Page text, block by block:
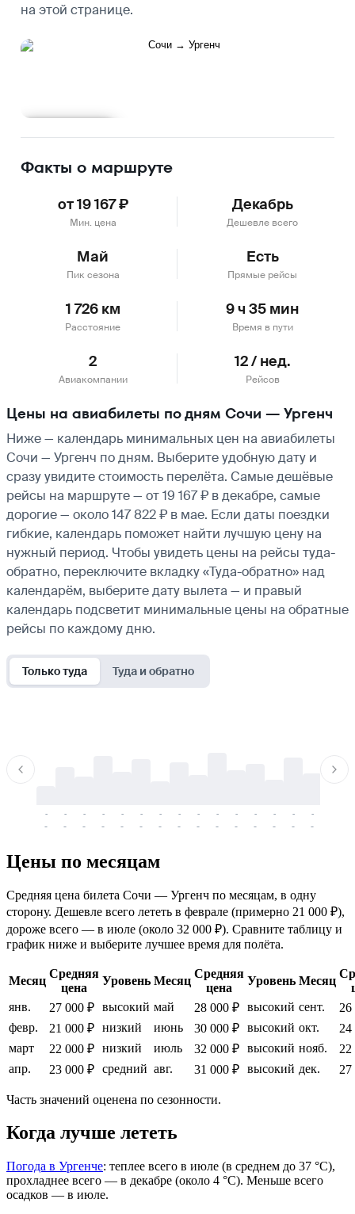
на этой странице.
Факты о маршруте
от 19 167 ₽
Мин. цена
Декабрь
Дешевле всего
Май
Пик сезона
Есть
Прямые рейсы
1 726 км
Расстояние
9 ч 35 мин
Время в пути
2
Авиакомпании
12 / нед.
Рейсов
Цены на авиабилеты по дням Сочи — Ургенч
Ниже — календарь минимальных цен на авиабилеты
Сочи — Ургенч по дням. Выберите удобную дату и
сразу увидите стоимость перелёта. Самые дешёвые
рейсы на маршруте — от 19 167 ₽ в декабре, самые
дорогие — около 147 822 ₽ в мае. Если даты поездки
гибкие, календарь поможет найти лучшую цену на
нужный период. Чтобы увидеть цены на рейсы туда-
обратно, переключите вкладку «Туда-обратно» над
календарём, выберите дату вылета — и правый
календарь подсветит минимальные цены на обратные
рейсы по каждому дню.
Только туда Туда и обратно
-
-
-
-
-
-
-
-
-
-
-
-
-
-
-
-
-
-
-
-
-
-
-
-
-
-
-
-
-
-
Цены по месяцам
Средняя цена билета Сочи — Ургенч по месяцам, в одну
сторону. Дешевле всего лететь в феврале (примерно 21 000 ₽),
дороже всего — в июле (около 32 000 ₽). Сравните таблицу и
график ниже и выберите лучшее время для полёта.
Месяц
Средняя
цена
Уровень Месяц
Средняя
цена
Уровень Месяц
янв.
27 000 ₽ высокий май 28 000 ₽ высокий сент.
26
февр.
21 000 ₽ низкий июнь 30 000 ₽ высокий окт.
24
март
22 000 ₽ низкий июль 32 000 ₽ высокий нояб.
22
апр.
23 000 ₽ средний авг. 31 000 ₽ высокий дек. 27
Часть значений оценена по сезонности.
Когда лучше лететь
Погода в Ургенче: теплее всего в июле (в среднем до 37 °C),
прохладнее всего — в декабре (около 4 °C). Меньше всего
осадков — в июле.